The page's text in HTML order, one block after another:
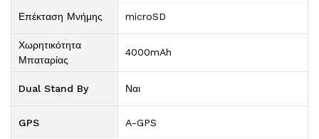
Επέκταση Μνήμης microSD
Χωρητικότητα
Μπαταρίας
4000mAh
Dual Stand By Ναι
GPS A-GPS